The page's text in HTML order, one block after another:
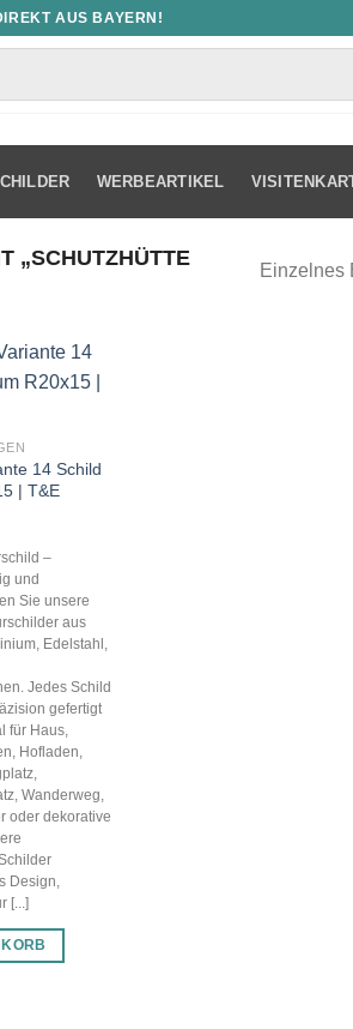
AUS BAYERN!
WERBEARTIKEL
„SCHUTZHÜTTE
Einzelnes
14 Schild
| T&E
€.
–
und
Sie unsere
aus
Edelstahl,
Jedes Schild
gefertigt
für Haus,
Hofladen,
Wanderweg,
oder dekorative
Design,
[...]